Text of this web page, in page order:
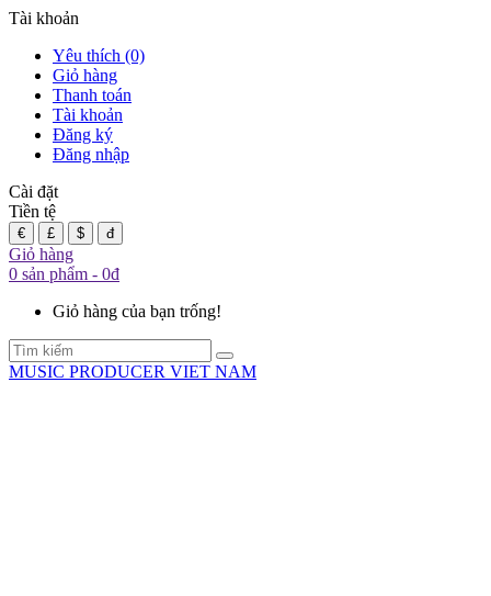
Tài khoản
Yêu thích (0)
Giỏ hàng
Thanh toán
Tài khoản
Đăng ký
Đăng nhập
Cài đặt
Tiền tệ
€ £ $ đ
Giỏ hàng
0 sản phẩm - 0đ
Giỏ hàng của bạn trống!
MUSIC PRODUCER VIET NAM